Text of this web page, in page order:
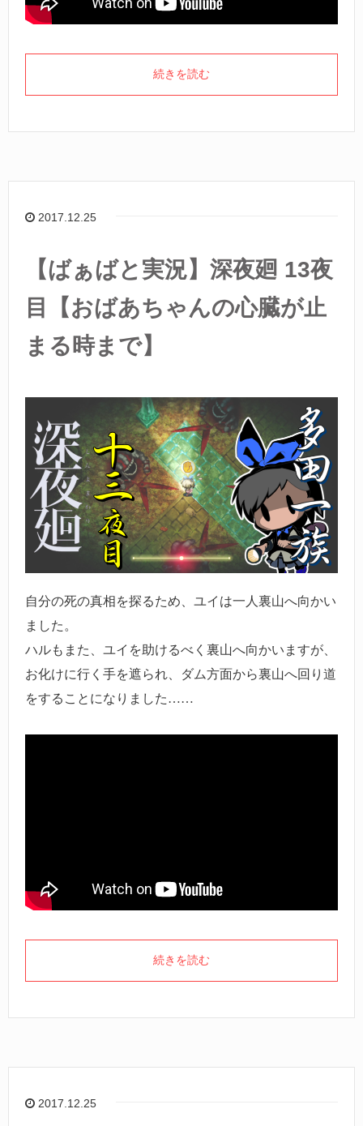
続きを読む
2017.12.25
【ばぁばと実況】深夜廻 13夜
目【おばあちゃんの心臓が止
まる時まで】
自分の死の真相を探るため、ユイは一人裏山へ向かい
ました。
ハルもまた、ユイを助けるべく裏山へ向かいますが、
お化けに行く手を遮られ、ダム方面から裏山へ回り道
をすることになりました……
続きを読む
2017.12.25